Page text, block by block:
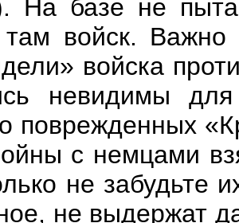
На базе не
войск. Важно
войска
невидимы
поврежденных
с немцами
не забудьте
не выдержат